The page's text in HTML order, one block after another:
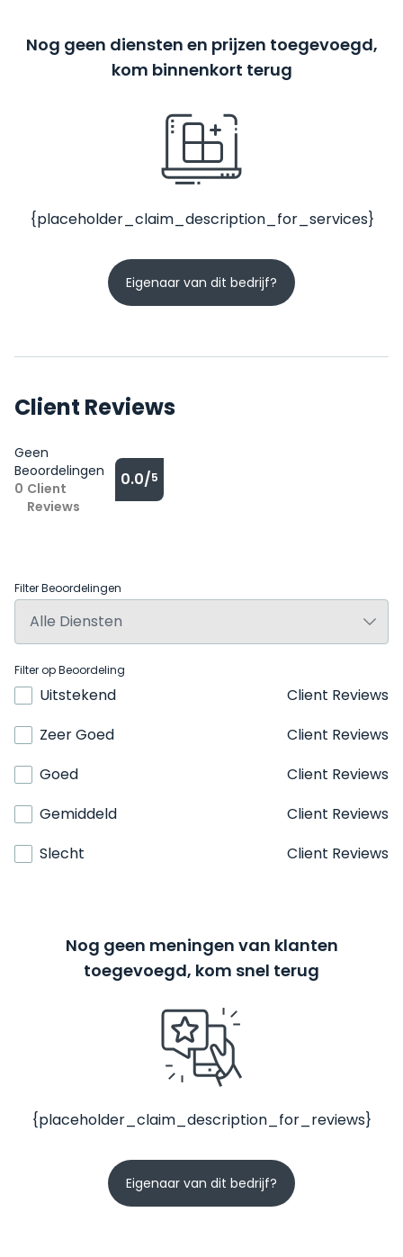
Nog geen diensten en prijzen toegevoegd,
kom binnenkort terug
{placeholder_claim_description_for_services}
Eigenaar van dit bedrijf?
Client Reviews
Geen
Beoordelingen
0 Client
Reviews
0.0/5
Filter Beoordelingen
Filter op Beoordeling
Uitstekend
Client Reviews
Zeer Goed
Client Reviews
Goed
Client Reviews
Gemiddeld
Client Reviews
Slecht
Client Reviews
Nog geen meningen van klanten
toegevoegd, kom snel terug
{placeholder_claim_description_for_reviews}
Eigenaar van dit bedrijf?